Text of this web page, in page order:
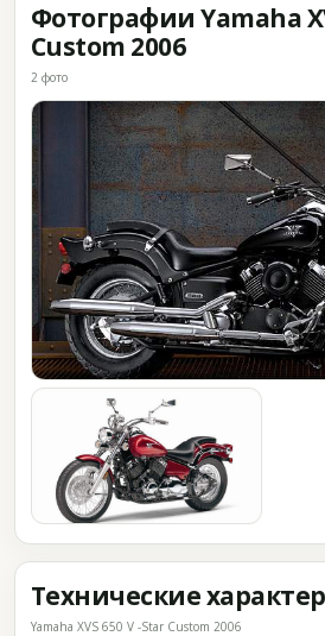
Фотографии Yamaha
Custom 2006
2 фото
Технические
Yamaha XVS 650 V -Star Custom 2006